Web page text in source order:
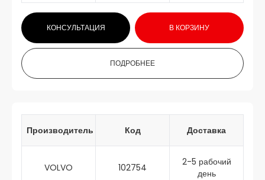
КОНСУЛЬТАЦИЯ В КОРЗИНУ
ПОДРОБНЕЕ
Производитель Код Доставка
VOLVO 102754
2-5 рабочий
день